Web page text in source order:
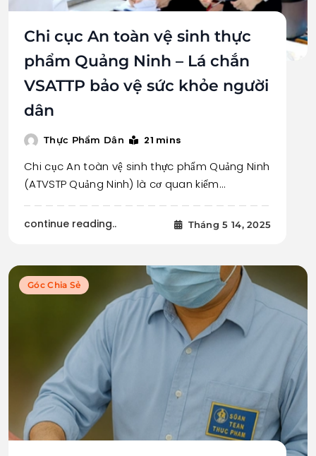
Chi cục An toàn vệ sinh thực
phẩm Quảng Ninh – Lá chắn
VSATTP bảo vệ sức khỏe người
dân
Thực Phẩm Dân 21 mins
Chi cục An toàn vệ sinh thực phẩm Quảng Ninh
(ATVSTP Quảng Ninh) là cơ quan kiểm…
continue reading.. Tháng 5 14, 2025
Góc Chia Sẻ